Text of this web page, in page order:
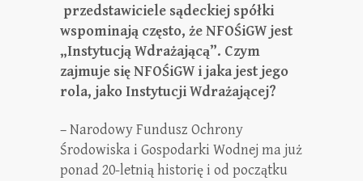
przedstawiciele sądeckiej spółki
wspominają często, że NFOŚiGW jest
„Instytucją Wdrażającą”. Czym
zajmuje się NFOŚiGW i jaka jest jego
rola, jako Instytucji Wdrażającej?
– Narodowy Fundusz Ochrony
Środowiska i Gospodarki Wodnej ma już
ponad 20-letnią historię i od początku